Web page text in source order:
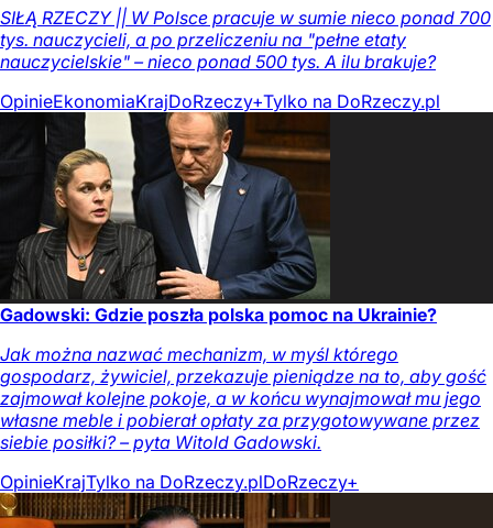
SIŁĄ RZECZY || W Polsce pracuje w sumie nieco ponad 700
tys. nauczycieli, a po przeliczeniu na "pełne etaty
nauczycielskie" – nieco ponad 500 tys. A ilu brakuje?
OpinieEkonomiaKrajDoRzeczy+Tylko na DoRzeczy.pl
Gadowski: Gdzie poszła polska pomoc na Ukrainie?
Jak można nazwać mechanizm, w myśl którego
gospodarz, żywiciel, przekazuje pieniądze na to, aby gość
zajmował kolejne pokoje, a w końcu wynajmował mu jego
własne meble i pobierał opłaty za przygotowywane przez
siebie posiłki? – pyta Witold Gadowski.
OpinieKrajTylko na DoRzeczy.plDoRzeczy+